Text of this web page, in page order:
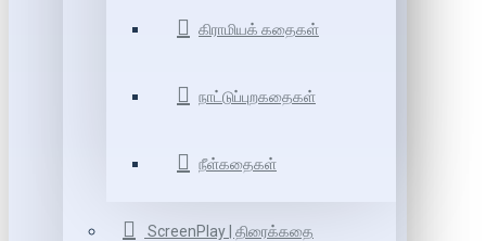
கிராமியக் கதைகள்
நாட்டுப்புறகதைகள்
நீள்கதைகள்
ScreenPlay | திரைக்கதை